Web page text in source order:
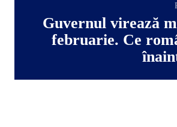
Guvernul virează
februarie. Ce